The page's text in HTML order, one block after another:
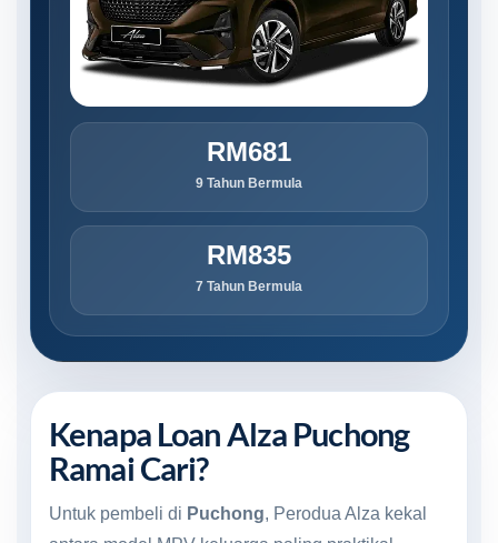
RM681
9 Tahun Bermula
RM835
7 Tahun Bermula
Kenapa Loan Alza Puchong
Ramai Cari?
Untuk pembeli di Puchong, Perodua Alza kekal